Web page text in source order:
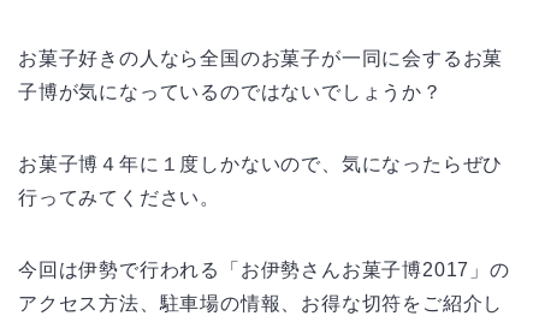
お菓子好きの人なら全国のお菓子が一同に会するお菓
子博が気になっているのではないでしょうか？
お菓子博４年に１度しかないので、気になったらぜひ
行ってみてください。
今回は伊勢で行われる「お伊勢さんお菓子博2017」の
アクセス方法、駐車場の情報、お得な切符をご紹介し